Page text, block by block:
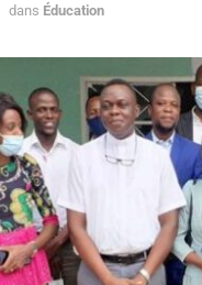
dans Éducation